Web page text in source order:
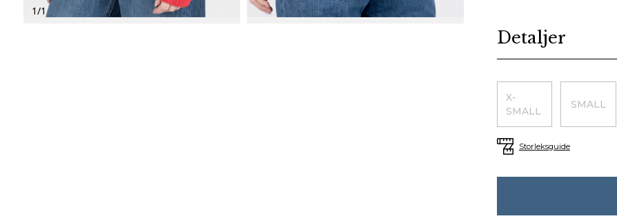
1/1
Detaljer
X-
SMALL
SMALL
Storleksguide